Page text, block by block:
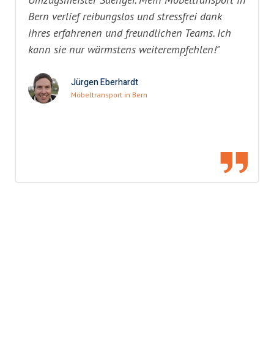
Bern verlief reibungslos und stressfrei dank
ihres erfahrenen und freundlichen Teams. Ich
kann sie nur wärmstens weiterempfehlen!"
Jürgen Eberhardt
Möbeltransport in Bern